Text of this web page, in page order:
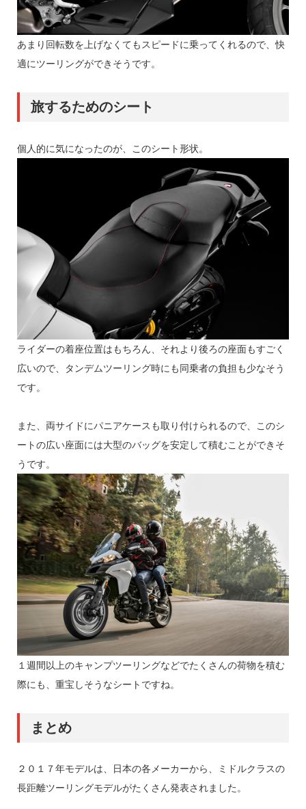
あまり回転数を上げなくてもスピードに乗ってくれるので、快
適にツーリングができそうです。
旅するためのシート
個人的に気になったのが、このシート形状。
ライダーの着座位置はもちろん、それより後ろの座面もすごく
広いので、タンデムツーリング時にも同乗者の負担も少なそう
です。
また、両サイドにパニアケースも取り付けられるので、このシ
ートの広い座面には大型のバッグを安定して積むことができそ
うです。
１週間以上のキャンプツーリングなどでたくさんの荷物を積む
際にも、重宝しそうなシートですね。
まとめ
２０１７年モデルは、日本の各メーカーから、ミドルクラスの
長距離ツーリングモデルがたくさん発表されました。